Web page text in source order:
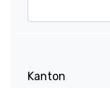
Kanton